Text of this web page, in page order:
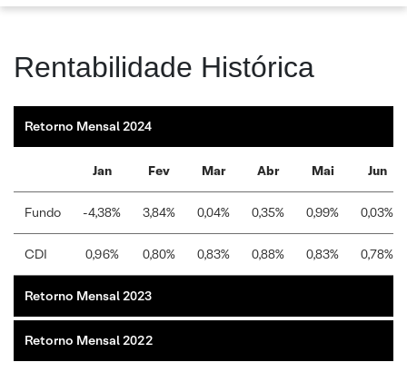
Rentabilidade Histórica
Retorno Mensal 2024
Jan Fev Mar Abr Mai Jun
Fundo -4,38% 3,84% 0,04% 0,35% 0,99% 0,03%
CDI 0,96% 0,80% 0,83% 0,88% 0,83% 0,78%
Retorno Mensal 2023
Retorno Mensal 2022